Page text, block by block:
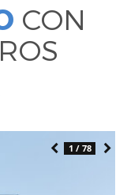
CON
1 / 78